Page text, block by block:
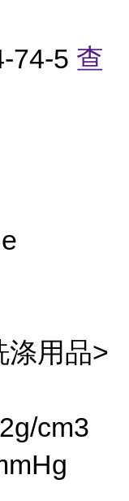
74-5 查
涤用品>
cm3